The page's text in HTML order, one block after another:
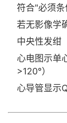
符合"必须条
若无影像学
中央性发绀
心电图示单
>120°）
心导管显示